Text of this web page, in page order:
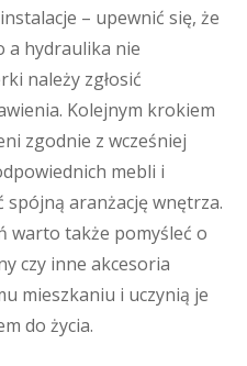
– upewnić się, że
a hydraulika nie
należy zgłosić
Kolejnym krokiem
zgodnie z wcześniej
mebli i
aranżację wnętrza.
warto także pomyśleć o
czy inne akcesoria
mieszkaniu i uczynią je
do życia.